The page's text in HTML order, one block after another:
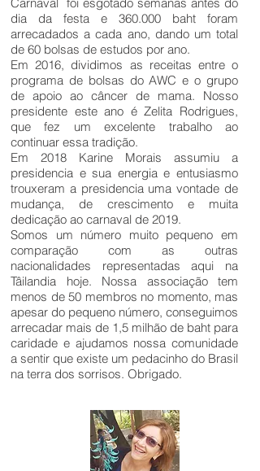
dia da festa e 360.000 baht foram
arrecadados a cada ano, dando um total
de 60 bolsas de estudos por ano.
Em 2016, dividimos as receitas entre o
programa de bolsas do AWC e o grupo
de apoio ao câncer de mama. Nosso
presidente este ano é Zelita Rodrigues,
que fez um excelente trabalho ao
continuar essa tradição.
Em 2018 Karine Morais assumiu a
presidencia e sua energia e entusiasmo
trouxeram a presidencia uma vontade de
mudança, de crescimento e muita
dedicação ao carnaval de 2019.
Somos um número muito pequeno em
comparação com as outras
nacionalidades representadas aqui na
Tâilandia hoje. Nossa associação tem
menos de 50 membros no momento, mas
apesar do pequeno número, conseguimos
arrecadar mais de 1,5 milhão de baht para
caridade e ajudamos nossa comunidade
a sentir que existe um pedacinho do Brasil
na terra dos sorrisos. Obrigado.